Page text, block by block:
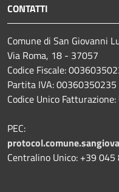
CONTATTI
Comune di San Giovanni
Via Roma, 18 - 37057
Codice Fiscale:
Partita IVA: 00360350235
Codice Unico Fatturazione:
PEC:
Centralino Unico: +39